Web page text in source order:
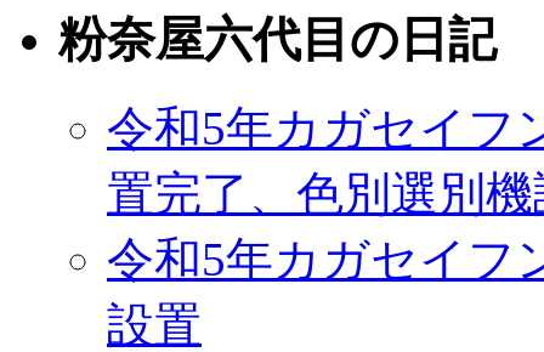
粉奈屋六代目の日記
令和5年カガセイフ
置完了、色別選別
令和5年カガセイフ
設置